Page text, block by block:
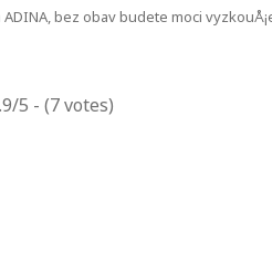
bez obav budete moci
5 - (7 votes)